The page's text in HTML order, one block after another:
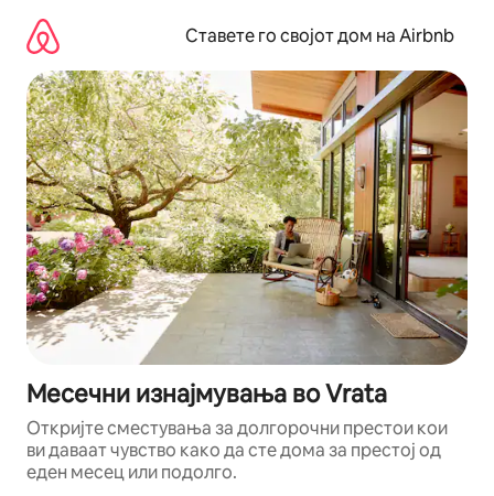
содржина
Ставете го својот дом на Airbnb
Месечни изнајмувања во Vrata
Откријте сместувања за долгорочни престои кои
ви даваат чувство како да сте дома за престој од
еден месец или подолго.